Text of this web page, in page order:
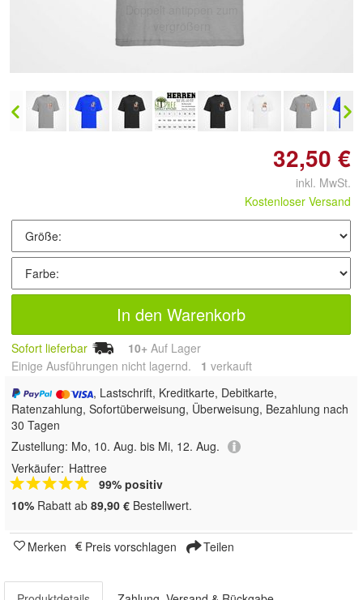
32,50 €
inkl. MwSt.
Kostenloser Versand
In den Warenkorb
Sofort lieferbar 10+ Auf Lager
Einige Ausführungen nicht lagernd. 1 verkauft
, Lastschrift, Kreditkarte, Debitkarte,
Ratenzahlung, Sofortüberweisung, Überweisung, Bezahlung nach
30 Tagen
Zustellung: Mo, 10. Aug. bis Mi, 12. Aug.
Verkäufer: Hattree
99% positiv
10% Rabatt ab 89,90 € Bestellwert.
Merken Preis vorschlagen Teilen